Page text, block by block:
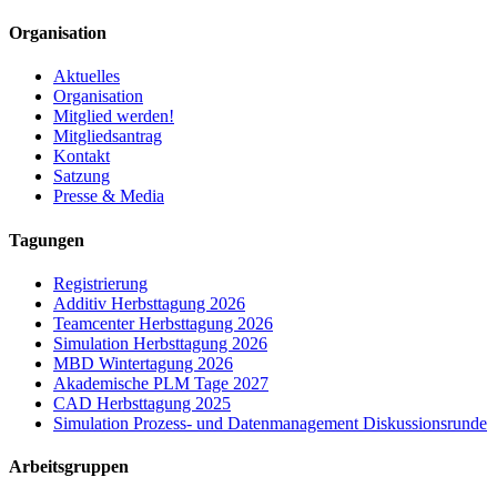
Organisation
Aktuelles
Organisation
Mitglied werden!
Mitgliedsantrag
Kontakt
Satzung
Presse & Media
Tagungen
Registrierung
Additiv Herbsttagung 2026
Teamcenter Herbsttagung 2026
Simulation Herbsttagung 2026
MBD Wintertagung 2026
Akademische PLM Tage 2027
CAD Herbsttagung 2025
Simulation Prozess- und Datenmanagement Diskussionsrunde
Arbeitsgruppen